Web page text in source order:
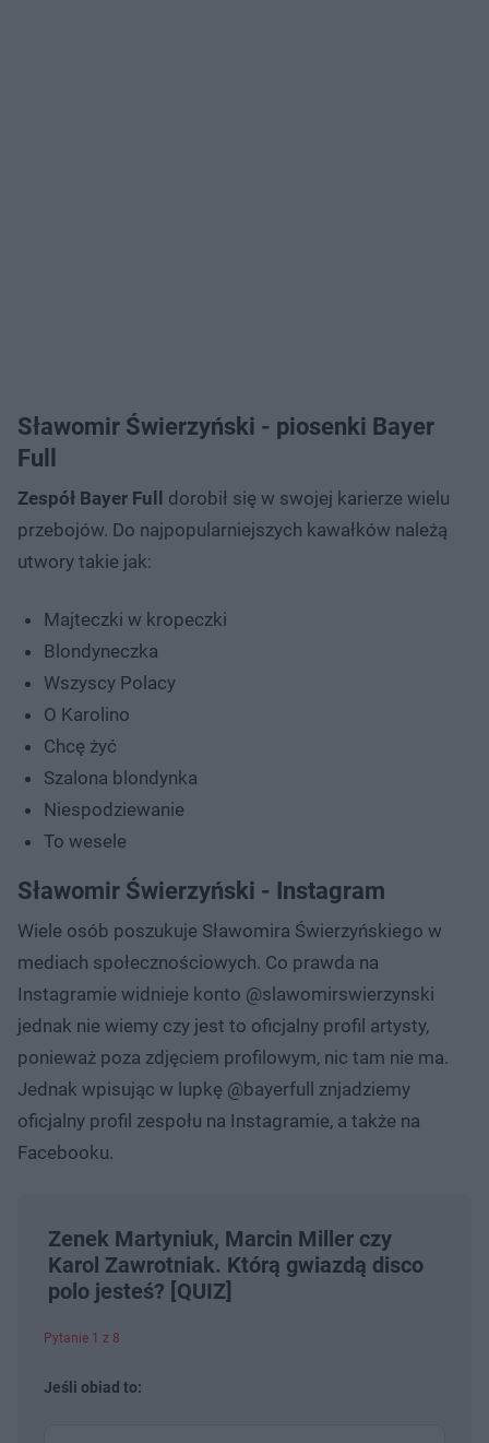
Sławomir Świerzyński - piosenki Bayer
Full
Zespół Bayer Full dorobił się w swojej karierze wielu
przebojów. Do najpopularniejszych kawałków należą
utwory takie jak:
Majteczki w kropeczki
Blondyneczka
Wszyscy Polacy
O Karolino
Chcę żyć
Szalona blondynka
Niespodziewanie
To wesele
Sławomir Świerzyński - Instagram
Wiele osób poszukuje Sławomira Świerzyńskiego w
mediach społecznościowych. Co prawda na
Instagramie widnieje konto @slawomirswierzynski
jednak nie wiemy czy jest to oficjalny profil artysty,
ponieważ poza zdjęciem profilowym, nic tam nie ma.
Jednak wpisując w lupkę @bayerfull znjadziemy
oficjalny profil zespołu na Instagramie, a także na
Facebooku.
Zenek Martyniuk, Marcin Miller czy
Karol Zawrotniak. Którą gwiazdą disco
polo jesteś? [QUIZ]
Pytanie 1 z 8
Jeśli obiad to: